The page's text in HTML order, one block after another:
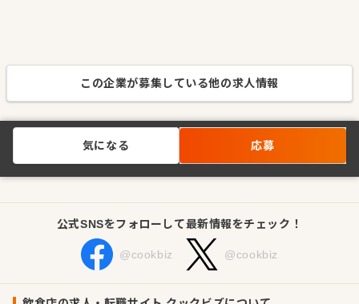
この企業が募集している他の求人情報
気になる 応募
公式SNSをフォローして最新情報をチェック！
@cookbiz @cookbiz